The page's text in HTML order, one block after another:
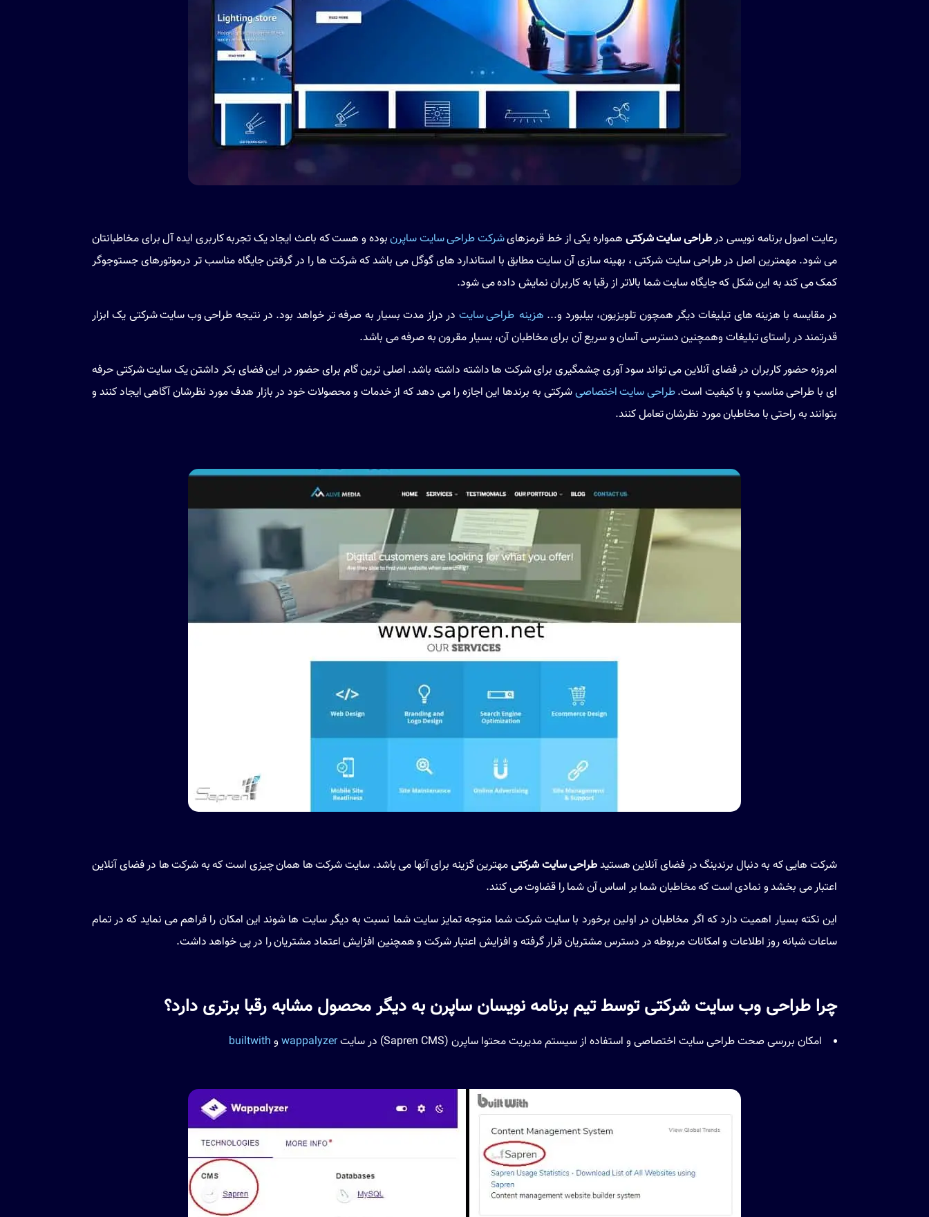
رعایت اصول برنامه نویسی درطراحی سایت شرکتی همواره یکی از خط قرمزهایشرکت طراحی سایت ساپرنبوده و هست که باعث ایجاد یک تجربه کاربری ایده آل برای مخاطبانتان
می شود. مهمترین اصل در طراحی سایت شرکتی ، بهینه سازی آن سایت مطابق با استاندارد های گوگل می باشد که شرکت ها را در گرفتن جایگاه مناسب تر درموتورهای جستوجوگر
کمک می کند به این شکل که جایگاه سایت شما بالاتر از رقبا به کاربران نمایش داده می شود.
در مقایسه با هزینه های تبلیغات دیگر همچون تلویزیون، بیلبورد و... هزینه طراحی سایت در دراز مدت بسیار به صرفه تر خواهد بود. در نتیجه طراحی وب سایت شرکتی یک ابزار
قدرتمند در راستای تبلیغات وهمچنین دسترسی آسان و سریع آن برای مخاطبان آن، بسیار مقرون به صرفه می باشد.
امروزه حضور کاربران در فضای آنلاین می تواند سود آوری چشمگیری برای شرکت ها داشته داشته باشد. اصلی ترین گام برای حضور در این فضای بکر داشتن یک سایت شرکتی حرفه
ای با طراحی مناسب و با کیفیت است.طراحی سایت اختصاصیشرکتی به برندها این اجازه را می دهد که از خدمات و محصولات خود در بازار هدف مورد نظرشان آگاهی ایجاد کنند و
بتوانند به راحتی با مخاطبان مورد نظرشان تعامل کنند.
شرکت هایی که به دنبال برندینگ در فضای آنلاین هستیدطراحی سایت شرکتیمهترین گزینه برای آنها می باشد. سایت شرکت ها همان چیزی است که به شرکت ها در فضای آنلاین
اعتبار می بخشد و نمادی است که مخاطبان شما بر اساس آن شما را قضاوت می کنند.
این نکته بسیار اهمیت دارد که اگر مخاطبان در اولین برخورد با سایت شرکت شما متوجه تمایز سایت شما نسبت به دیگر سایت ها شوند این امکان را فراهم می نماید که در تمام
ساعات شبانه روز اطلاعات و امکانات مربوطه در دسترس مشتریان قرار گرفته و افزایش اعتبار شرکت و همچنین افزایش اعتماد مشتریان را در پی خواهد داشت.
چرا طراحی وب سایت شرکتی توسط تیم برنامه نویسان ساپرن به دیگر محصول مشابه رقبا برتری دارد؟
امکان بررسی صحت طراحی سایت اختصاصی و استفاده از سیستم مدیریت محتوا ساپرن (Sapren CMS) در سایت wappalyzer و builtwith